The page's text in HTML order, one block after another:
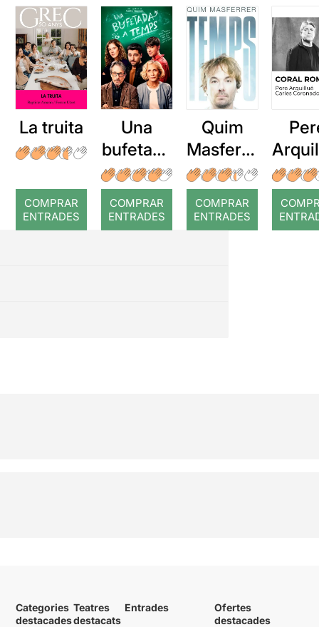
La truita
COMPRAR
ENTRADES
Una
bufetada
a temps
COMPRAR
ENTRADES
Quim
Masferre
r: Temps
COMPRAR
ENTRADES
:
Categories
destacades
Teatres
destacats
Entrades
Ofertes
destacades